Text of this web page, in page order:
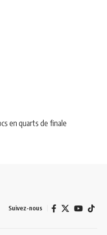
en quarts de finale
Suivez-nous